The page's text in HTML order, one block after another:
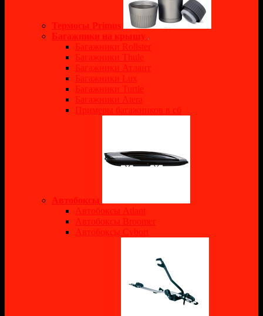
Термосы Primus
Багажники на крышу
Багажники Rollster
Багажники Thule
Багажники Атлант
Багажники Lux
Багажники Turtle
Багажники Atera
Примеры багажников в сб
Автобоксы
Автобоксы Atlant
Автобоксы Broomer
Автобоксы Cybort